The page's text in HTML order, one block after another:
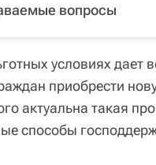
вопросы
условиях
приобрести
актуальна такая
способы